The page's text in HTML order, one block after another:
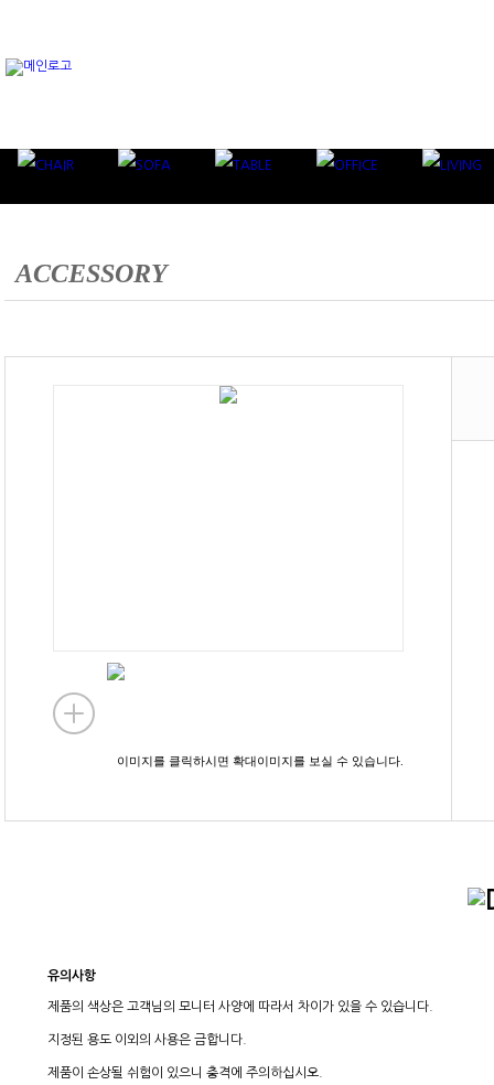
ACCESSORY
이미지를 클릭하시면 확대이미지를 보실 수 있습니다.
유의사항
제품의 색상은 고객님의 모니터 사양에 따라서 차이가 있을 수 있습니다.
지정된 용도 이외의 사용은 금합니다.
제품이 손상될 쉬험이 있으니 충격에 주의하십시오.